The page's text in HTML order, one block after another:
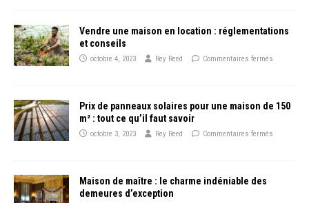
Vendre une maison en location : réglementations
et conseils
octobre 4, 2023 Rey Reed Commentaires fermés
Prix de panneaux solaires pour une maison de 150
m² : tout ce qu’il faut savoir
octobre 3, 2023 Rey Reed Commentaires fermés
Maison de maître : le charme indéniable des
demeures d’exception